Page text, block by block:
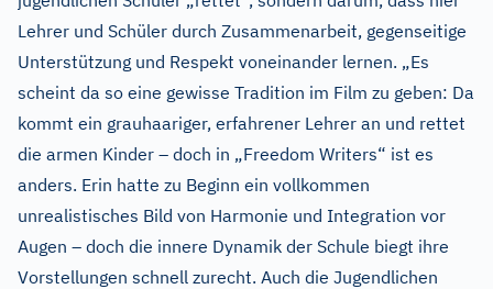
Lehrer und Schüler durch Zusammenarbeit, gegenseitige
Unterstützung und Respekt voneinander lernen. „Es
scheint da so eine gewisse Tradition im Film zu geben: Da
kommt ein grauhaariger, erfahrener Lehrer an und rettet
die armen Kinder – doch in „Freedom Writers“ ist es
anders. Erin hatte zu Beginn ein vollkommen
unrealistisches Bild von Harmonie und Integration vor
Augen – doch die innere Dynamik der Schule biegt ihre
Vorstellungen schnell zurecht. Auch die Jugendlichen